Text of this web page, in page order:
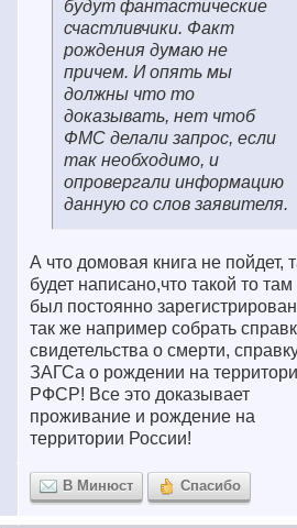
будут фантастические
счастливчики. Факт
рождения думаю не
причем. И опять мы
должны что то
доказывать, нет чтоб
ФМС делали запрос, если
так необходимо, и
опровергали информацию
данную со слов заявителя.
А что домовая книга не пойдет,
будет написано,что такой то там
был постоянно
так же например собрать
свидетельства о смерти,
ЗАГСа о рождении на
РФСР! Все это доказывает
проживание и рождение на
территории России!
В Минюст Спасибо